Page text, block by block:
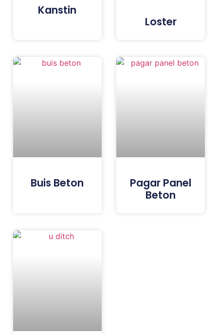
Kanstin
Loster
Buis Beton
Pagar Panel
Beton